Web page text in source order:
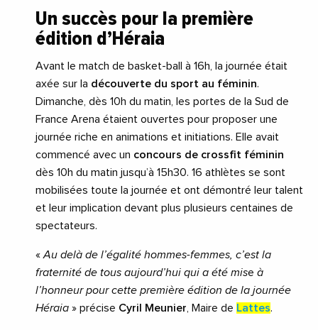
Un succès pour la première
édition d’Héraia
Avant le match de basket-ball à 16h, la journée était
axée sur la découverte du sport au féminin.
Dimanche, dès 10h du matin, les portes de la Sud de
France Arena étaient ouvertes pour proposer une
journée riche en animations et initiations. Elle avait
commencé avec un concours de crossfit féminin
dès 10h du matin jusqu’à 15h30. 16 athlètes se sont
mobilisées toute la journée et ont démontré leur talent
et leur implication devant plus plusieurs centaines de
spectateurs.
«Au delà de l’égalité hommes-femmes, c’est la
fraternité de tous aujourd’hui qui a été mise à
l’honneur pour cette première édition de la journée
Héraia » précise Cyril Meunier, Maire de Lattes.